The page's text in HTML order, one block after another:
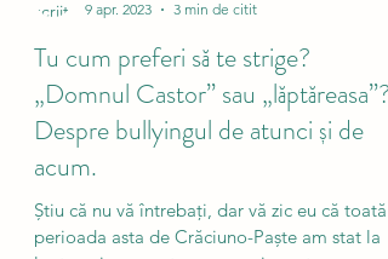
Ioana Negoescu
9 apr. 2023
3 min de citit
Tu cum preferi să te strige?
„Domnul Castor” sau „lăptăreasa”?
Despre bullyingul de atunci și de
acum.